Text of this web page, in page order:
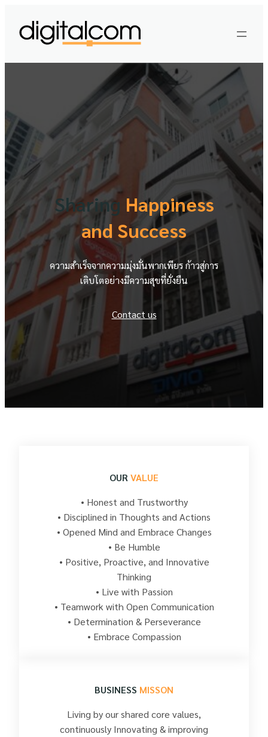
content
Sharing Happiness
and Success
ความสำเร็จจากความมุ่งมั่นพากเพียร ก้าวสู่การ
เติบโตอย่างมีความสุขที่ยั่งยืน
Contact us
OURVALUE
• Honest and Trustworthy
• Disciplined in Thoughts and Actions
• Opened Mind and Embrace Changes
• Be Humble
• Positive, Proactive, and Innovative
Thinking
• Live with Passion
• Teamwork with Open Communication
• Determination & Perseverance
• Embrace Compassion
BUSINESS MISSON
Living by our shared core values,
continuously Innovating & improving